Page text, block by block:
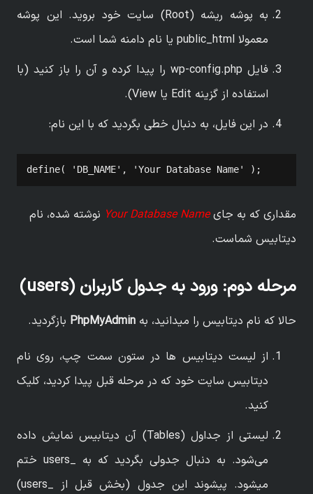
به پوشه ریشه (Root) سایت خود بروید. این پوشه
معمولا public_html یا نام دامنه شما است.
فایل wp-config.php را پیدا کرده و آن را باز کنید (با
استفاده از گزینه Edit یا View).
در این فایل، به دنبال خطی بگردید که با این نام:
define( 'DB_NAME', 'Your Database Name' );
مقداری که به جایYour Database Name نوشته شده، نام
دیتابیس شماست.
مرحله دوم: ورود به جدول کاربران (users
)
حالا که نام دیتابیس را میدانید، به PhpMyAdmin بازگردید.
از لیست دیتابیس ها در ستون سمت چپ، روی نام
دیتابیس سایت خود که در مرحله قبل پیدا کردید، کلیک
کنید.
لیستی از جداول (Tables) آن دیتابیس نمایش داده
می‌شود. به دنبال جدولی بگردید که به _users ختم
میشود. پیشوند این جدول (بخش قبل از _users)